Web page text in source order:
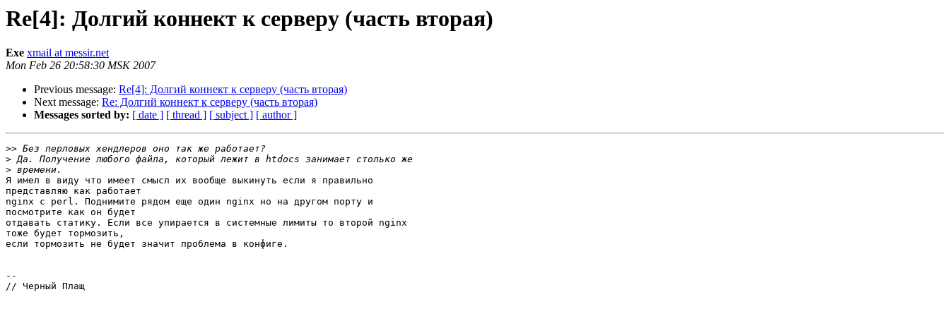
Re[4]: Долгий коннект к серверу (часть вторая)
Exe xmail at messir.net
Mon Feb 26 20:58:30 MSK 2007
Previous message: Re[4]: Долгий коннект к серверу (часть вторая)
Next message: Re: Долгий коннект к серверу (часть вторая)
Messages sorted by: [ date ] [ thread ] [ subject ] [ author ]
>>
>
>
Я имел в виду что имеет смысл их вообще выкинуть если я правильно
представляю как работает
nginx с perl. Поднимите рядом еще один nginx но на другом порту и
посмотрите как он будет
отдавать статику. Если все упирается в системные лимиты то второй nginx
тоже будет тормозить,
если тормозить не будет значит проблема в конфиге.
--
// Черный Плащ